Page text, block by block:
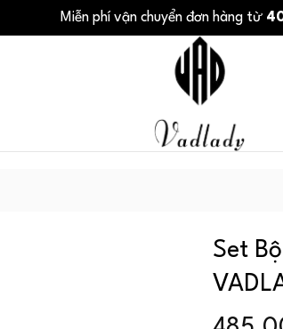
Miễn phí vận chuyển đơn hàng từ
Set